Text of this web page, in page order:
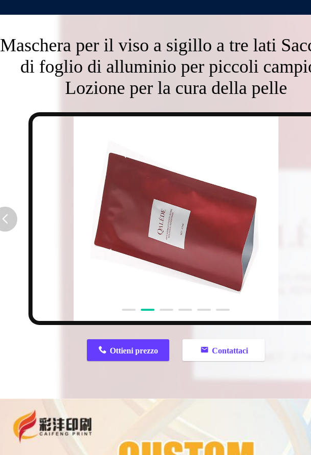
Maschera per il viso a sigillo a tre lati
di foglio di alluminio per piccoli
Lozione per la cura della pelle
Ottieni prezzo Contattaci